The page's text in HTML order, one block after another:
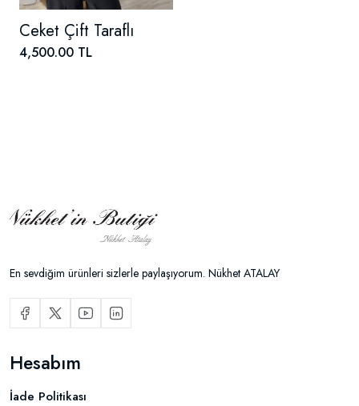
Ceket Çift Taraflı
4,500.00 TL
En sevdiğim ürünleri sizlerle paylaşıyorum. Nükhet ATALAY
Hesabım
İade Politikası